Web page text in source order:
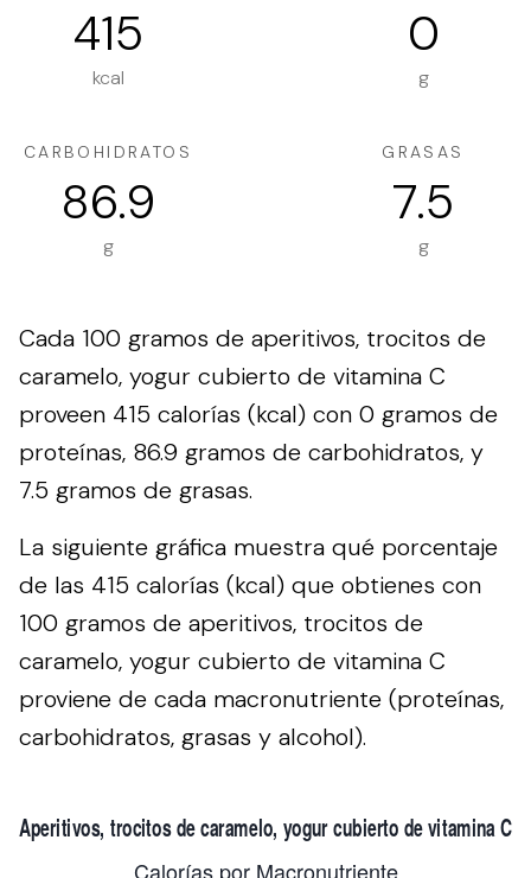
415
kcal
0
g
CARBOHIDRATOS
86.9
g
GRASAS
7.5
g
Cada 100 gramos de aperitivos, trocitos de
caramelo, yogur cubierto de vitamina C
proveen 415 calorías (kcal) con 0 gramos de
proteínas, 86.9 gramos de carbohidratos, y
7.5 gramos de grasas.
La siguiente gráfica muestra qué porcentaje
de las 415 calorías (kcal) que obtienes con
100 gramos de aperitivos, trocitos de
caramelo, yogur cubierto de vitamina C
proviene de cada macronutriente (proteínas,
carbohidratos, grasas y alcohol).